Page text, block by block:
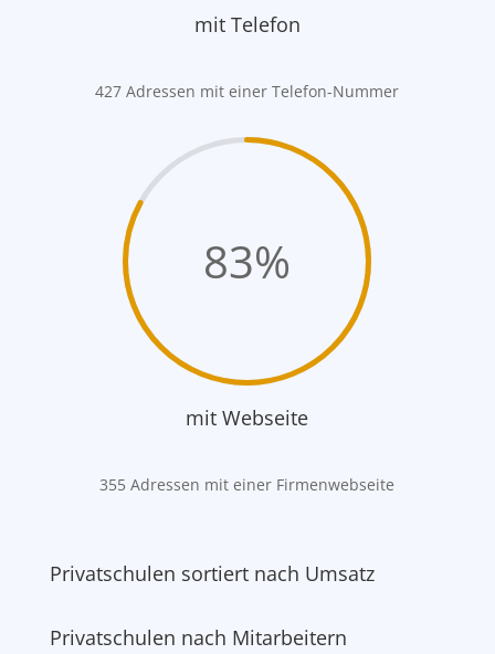
mit Telefon
427 Adressen mit einer Telefon-Nummer
83%
mit Webseite
355 Adressen mit einer Firmenwebseite
Privatschulen sortiert nach Umsatz
Privatschulen nach Mitarbeitern